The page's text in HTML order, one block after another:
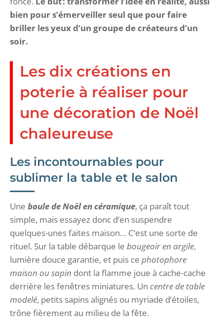
bien pour s’émerveiller seul que pour faire
briller les yeux d’un groupe de créateurs d’un
soir.
Les dix créations en
poterie à réaliser pour
une décoration de Noël
chaleureuse
Les incontournables pour
sublimer la table et le salon
Une boule de Noël en céramique, ça paraît tout
simple, mais essayez donc d’en suspendre
quelques-unes faites maison… C’est une sorte de
rituel. Sur la table débarque le bougeoir en argile,
lumière douce garantie, et puis ce photophore
maison ou sapin dont la flamme joue à cache-cache
derrière les fenêtres miniatures. Un centre de table
modelé, petits sapins alignés ou myriade d’étoiles,
trône fièrement au milieu de la fête.